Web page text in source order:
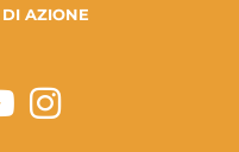
AZIONE